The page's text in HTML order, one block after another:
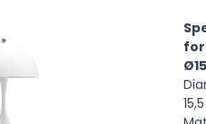
for